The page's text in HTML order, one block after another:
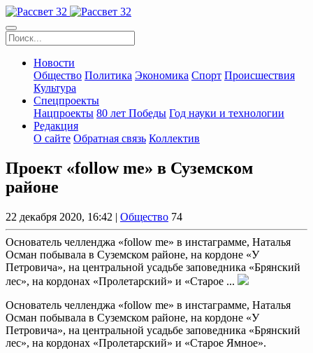
Новости
Общество Политика Экономика Спорт Происшествия
Культура
Спецпроекты
Нацпроекты 80 лет Победы Год науки и технологии
Редакция
О сайте Обратная связь Коллектив
Проект «follow me» в Суземском
районе
22 декабря 2020, 16:42 | Общество 74
Основатель челленджа «follow me» в инстаграмме, Наталья
Осман побывала в Суземском районе, на кордоне «У
Петровича», на центральной усадьбе заповедника «Брянский
лес», на кордонах «Пролетарский» и «Старое ...
Основатель челленджа «follow me» в инстаграмме, Наталья
Осман побывала в Суземском районе, на кордоне «У
Петровича», на центральной усадьбе заповедника «Брянский
лес», на кордонах «Пролетарский» и «Старое Ямное».